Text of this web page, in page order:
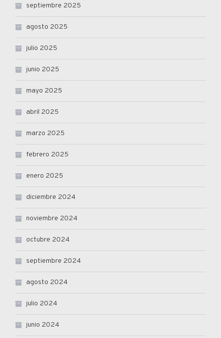
septiembre 2025
agosto 2025
julio 2025
junio 2025
mayo 2025
abril 2025
marzo 2025
febrero 2025
enero 2025
diciembre 2024
noviembre 2024
octubre 2024
septiembre 2024
agosto 2024
julio 2024
junio 2024